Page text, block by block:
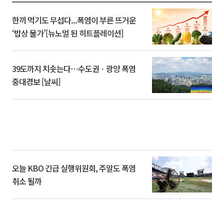
한끼 먹기도 무섭다...폭염이 부른 뜨거운
‘밥상 물가’[뉴노멀 된 히트플레이션]
39도까지 치솟는다⋯수도권ㆍ광양 폭염
중대경보 [날씨]
오늘 KBO 긴급 실행위원회, 주말도 폭염
취소 될까